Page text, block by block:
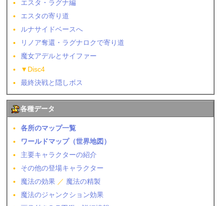
エスタ・ラグナ編
エスタの寄り道
ルナサイドベースへ
リノア奪還・ラグナロクで寄り道
魔女アデルとサイファー
▼Disc4
最終決戦と隠しボス
各種データ
各所のマップ一覧
ワールドマップ（世界地図）
主要キャラクターの紹介
その他の登場キャラクター
魔法の効果 ／ 魔法の精製
魔法のジャンクション効果